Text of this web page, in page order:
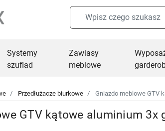
Systemy
szuflad
Zawiasy
meblowe
Przedłużacze biurkowe Gniazdo meblowe GTV
GTV kątowe aluminium 3x